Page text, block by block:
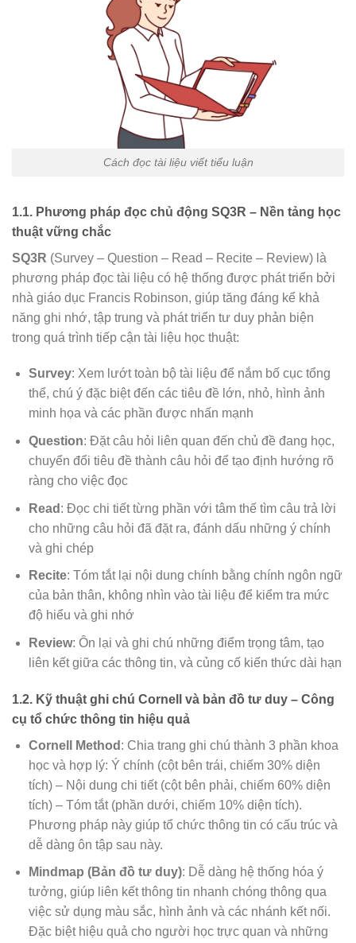
Cách đọc tài liệu viết tiểu luận
1.1. Phương pháp đọc chủ động SQ3R – Nền tảng học
thuật vững chắc
SQ3R (Survey – Question – Read – Recite – Review) là
phương pháp đọc tài liệu có hệ thống được phát triển bởi
nhà giáo dục Francis Robinson, giúp tăng đáng kể khả
năng ghi nhớ, tập trung và phát triển tư duy phản biện
trong quá trình tiếp cận tài liệu học thuật:
Survey: Xem lướt toàn bộ tài liệu để nắm bố cục tổng
thể, chú ý đặc biệt đến các tiêu đề lớn, nhỏ, hình ảnh
minh họa và các phần được nhấn mạnh
Question: Đặt câu hỏi liên quan đến chủ đề đang học,
chuyển đổi tiêu đề thành câu hỏi để tạo định hướng rõ
ràng cho việc đọc
Read : Đọc chi tiết từng phần với tâm thế tìm câu trả lời
cho những câu hỏi đã đặt ra, đánh dấu những ý chính
và ghi chép
Recite: Tóm tắt lại nội dung chính bằng chính ngôn ngữ
của bản thân, không nhìn vào tài liệu để kiểm tra mức
độ hiểu và ghi nhớ
Review: Ôn lại và ghi chú những điểm trọng tâm, tạo
liên kết giữa các thông tin, và củng cố kiến thức dài hạn
1.2. Kỹ thuật ghi chú Cornell và bản đồ tư duy – Công
cụ tổ chức thông tin hiệu quả
Cornell Method : Chia trang ghi chú thành 3 phần khoa
học và hợp lý: Ý chính (cột bên trái, chiếm 30% diện
tích) – Nội dung chi tiết (cột bên phải, chiếm 60% diện
tích) – Tóm tắt (phần dưới, chiếm 10% diện tích).
Phương pháp này giúp tổ chức thông tin có cấu trúc và
dễ dàng ôn tập sau này.
Mindmap (Bản đồ tư duy): Dễ dàng hệ thống hóa ý
tưởng, giúp liên kết thông tin nhanh chóng thông qua
việc sử dụng màu sắc, hình ảnh và các nhánh kết nối.
Đặc biệt hiệu quả cho người học trực quan và những